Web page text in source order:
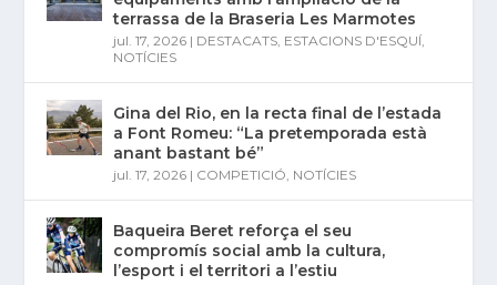
terrassa de la Braseria Les Marmotes
jul. 17, 2026 | DESTACATS ESTACIONS D'ESQUÍ
NOTÍCIES
Gina del Rio, en la recta final de l’estada
a Font Romeu: “La pretemporada està
anant bastant bé”
jul. 17, 2026 | COMPETICIÓ NOTÍCIES
Baqueira Beret reforça el seu
compromís social amb la cultura,
l’esport i el territori a l’estiu